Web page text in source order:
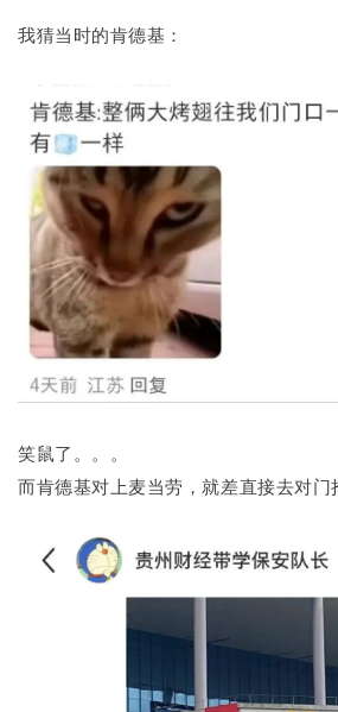
我猜当时的肯德基：
笑鼠了。。。
而肯德基对上麦当劳，就差直接去对门